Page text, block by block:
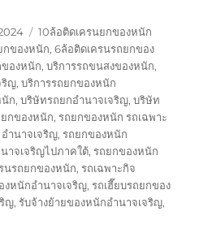
ป้าย
กำกับ
10ล้อติดเครนยกของหนัก
กของหนัก,6ล้อติดเครนรถยกของ
ของหนัก,บริการรถขนสงของหนัก,
ริญ,บริการรถยกของหนัก
นัก,บริษัทรถยกอำนาจเจริญ,บริษัท
กของหนัก,รถยกของหนัก รถเฉพาะ
ำนาจเจริญ,รถยกของหนัก
าจเจริญไปภาคใต้,รถยกของหนัก
นรถยกของหนัก,รถเฉพาะกิจ
งหนักอำนาจเจริญ,รถเฮี๊ยบรถยกของ
ญ,รับจ้างย้ายของหนักอำนาจเจริญ,